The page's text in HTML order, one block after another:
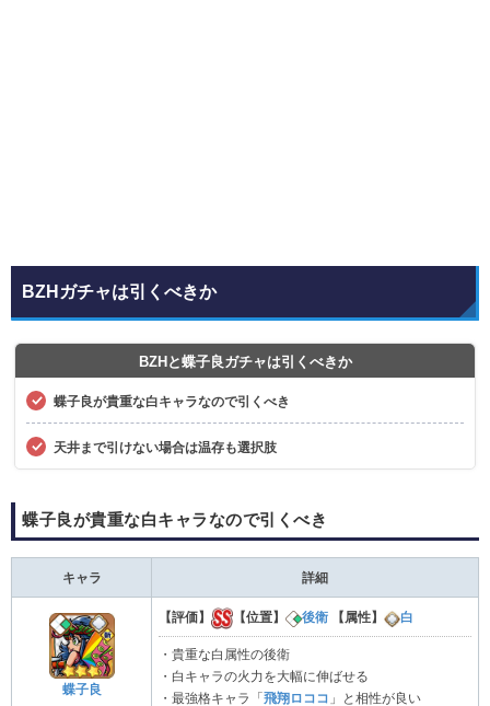
BZHガチャは引くべきか
BZHと蝶子良ガチャは引くべきか
蝶子良が貴重な白キャラなので引くべき
天井まで引けない場合は温存も選択肢
蝶子良が貴重な白キャラなので引くべき
キャラ 詳細
蝶子良
【評価】 【位置】 後衛 【属性】 白
・貴重な白属性の後衛
・白キャラの火力を大幅に伸ばせる
・最強格キャラ「 飛翔ロココ 」と相性が良い